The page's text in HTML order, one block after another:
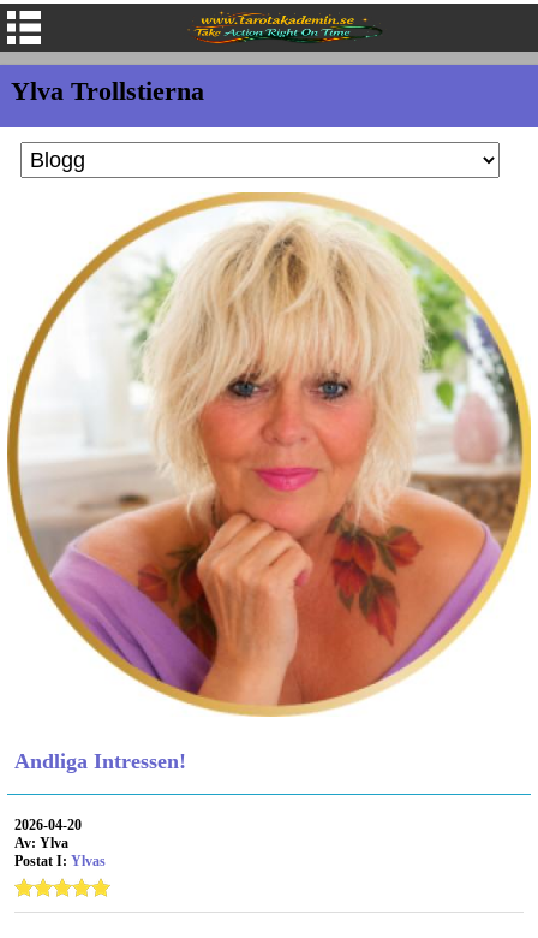
Ylva Trollstierna
Andliga Intressen!
2026-04-20
Av: Ylva
Postat I: Ylvas